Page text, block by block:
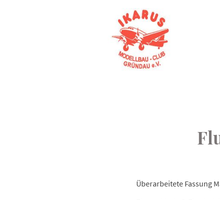
Überarbeitete Fassung